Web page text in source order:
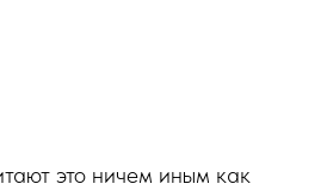
это ничем иным как